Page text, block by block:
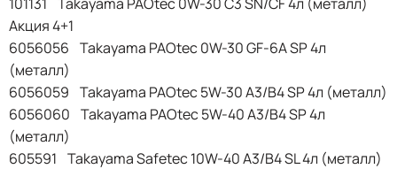
Акция 4+1
6056056 Takayama PAOtec 0W-30 GF-6A SP 4л
(металл)
6056059 Takayama PAOtec 5W-30 A3/B4 SP 4л (металл)
6056060 Takayama PAOtec 5W-40 A3/B4 SP 4л
(металл)
605591 Takayama Safetec 10W-40 A3/B4 SL 4л (металл)